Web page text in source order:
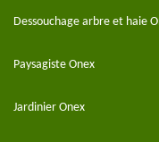
Dessouchage arbre et haie
Paysagiste Onex
Jardinier Onex